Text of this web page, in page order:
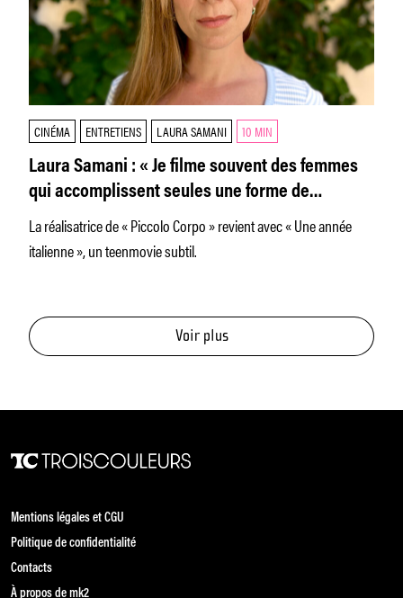
CINÉMA ENTRETIENS LAURA SAMANI 10 MIN
Laura Samani : « Je filme souvent des femmes
qui accomplissent seules une forme de
mission »
La réalisatrice de « Piccolo Corpo » revient avec « Une année
italienne », un teenmovie subtil.
Voir plus
Mentions légales et CGU
Politique de confidentialité
Contacts
À propos de mk2